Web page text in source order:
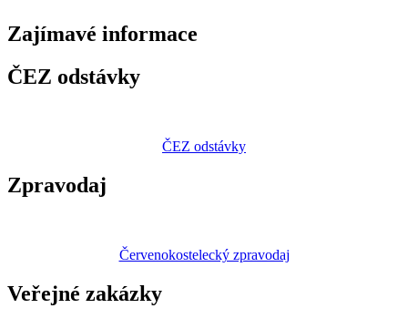
Zajímavé informace
ČEZ odstávky
ČEZ odstávky
Zpravodaj
Červenokostelecký zpravodaj
Veřejné zakázky